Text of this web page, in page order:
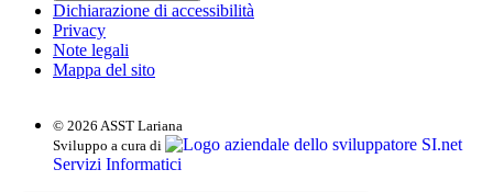
Dichiarazione di accessibilità
Privacy
Note legali
Mappa del sito
© 2026 ASST Lariana
Sviluppo a cura di
SI.net
Servizi Informatici